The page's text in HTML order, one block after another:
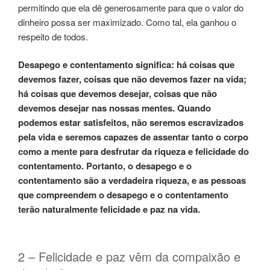
permitindo que ela dê generosamente para que o valor do
dinheiro possa ser maximizado. Como tal, ela ganhou o
respeito de todos.
Desapego e contentamento significa: há coisas que
devemos fazer, coisas que não devemos fazer na vida;
há coisas que devemos desejar, coisas que não
devemos desejar nas nossas mentes. Quando
podemos estar satisfeitos, não seremos escravizados
pela vida e seremos capazes de assentar tanto o corpo
como a mente para desfrutar da riqueza e felicidade do
contentamento. Portanto, o desapego e o
contentamento são a verdadeira riqueza, e as pessoas
que compreendem o desapego e o contentamento
terão naturalmente felicidade e paz na vida.
2 – Felicidade e paz vêm da compaixão e